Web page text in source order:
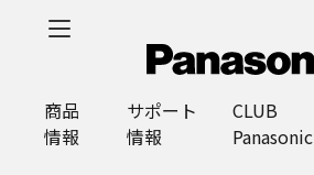
商品
情報
サポート
情報
CLUB
Panasonic